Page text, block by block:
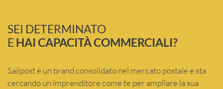
SEI DETERMINATO
EHAI CAPACITÀ COMMERCIALI?
Sailpost è un brand consolidato nel mercato postale e sta
cercando un imprenditore come te per ampliare la sua